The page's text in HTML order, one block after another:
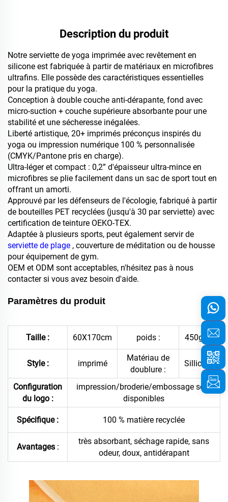
Description du produit
Notre serviette de yoga imprimée avec revêtement en
silicone est fabriquée à partir de matériaux en microfibres
ultrafins. Elle possède des caractéristiques essentielles
pour la pratique du yoga.
Conception à double couche anti-dérapante, fond avec
micro-suction + couche supérieure absorbante pour une
stabilité et une sécheresse inégalées.
Liberté artistique, 20+ imprimés préconçus inspirés du
yoga ou impression numérique 100 % personnalisée
(CMYK/Pantone pris en charge).
Ultra-léger et compact : 0,2” d'épaisseur ultra-mince en
microfibres se plie facilement dans un sac de sport tout en
offrant un amorti.
Approuvé par les défenseurs de l'écologie, fabriqué à partir
de bouteilles PET recyclées (jusqu'à 30 par serviette) avec
certification de teinture OEKO-TEX.
Adaptée à plusieurs sports, peut également servir de
serviette de plage , couverture de méditation ou de housse
pour équipement de gym.
OEM et ODM sont acceptables, n'hésitez pas à nous
contacter si vous avez besoin d'aide.
Paramètres du produit
Taille : 60X170cm poids : 450gsm
Style : imprimé
Matériau de
doublure :
Sillicone
Configuration
du logo :
impression/broderie/embossage sont
disponibles
Spécifique : 100 % matière recyclée
Avantages :
très absorbant, séchage rapide, sans
odeur, doux, antidérapant